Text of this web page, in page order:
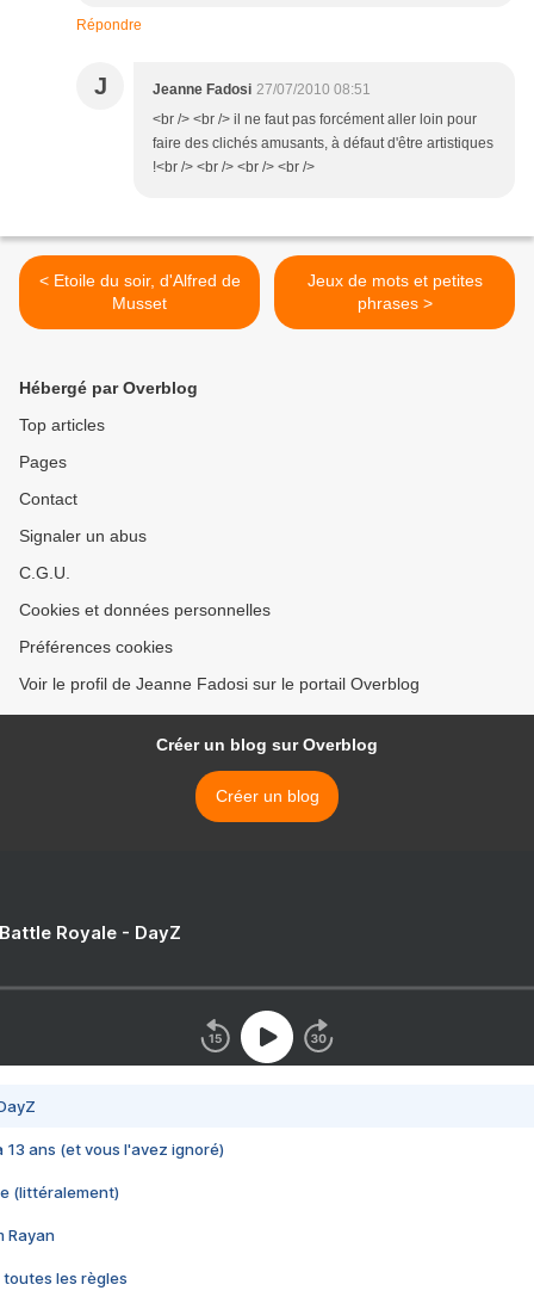
Répondre
J Jeanne Fadosi 27/07/2010 08:51
<br /> <br /> il ne faut pas forcément aller loin pour
faire des clichés amusants, à défaut d'être artistiques
!<br /> <br /> <br /> <br />
< Etoile du soir, d'Alfred de
Musset
Jeux de mots et petites
phrases >
Hébergé par Overblog
Top articles
Pages
Contact
Signaler un abus
C.G.U.
Cookies et données personnelles
Préférences cookies
Voir le profil de Jeanne Fadosi sur le portail Overblog
Créer un blog sur Overblog
Créer un blog
Royale - DayZ
13 ans (et vous l'avez ignoré)
(littéralement)
Rayan
toutes les règles